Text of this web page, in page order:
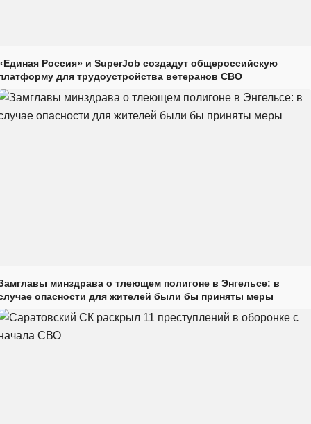
Россия» и SuperJob создадут общероссийскую
для трудоустройства ветеранов СВО
минздрава о тлеющем полигоне в Энгельсе: в
опасности для жителей были бы приняты меры